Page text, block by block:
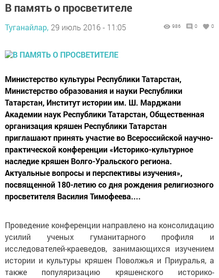
В память о просветителе
Туганайлар, 29 июль 2016 - 11:05 986 0 0
Министерство культуры Республики Татарстан,
Министерство образования и науки Республики
Татарстан, Институт истории им. Ш. Марджани
Академии наук Республики Татарстан, Общественная
организация кряшен Республики Татарстан
приглашают принять участие во Всероссийской научно-
практической конференции «Историко-культурное
наследие кряшен Волго-Уральского региона.
Актуальные вопросы и перспективы изучения»,
посвященной 180-летию со дня рождения религиозного
просветителя Василия Тимофеева....
Проведение конференции направлено на консолидацию
усилий ученых гуманитарного профиля и
исследователей-краеведов, занимающихся изучением
истории и культуры кряшен Поволжья и Приуралья, а
также популяризацию кряшенского историко-